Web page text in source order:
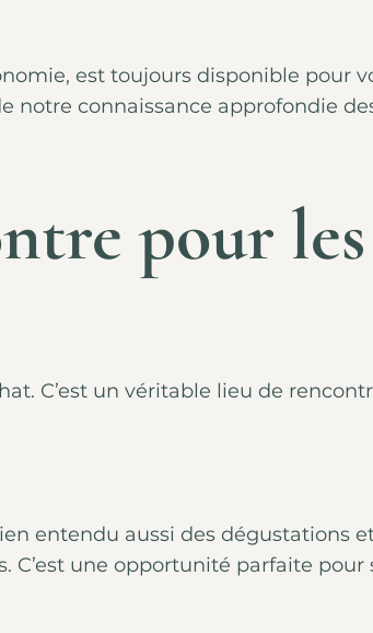
est toujours disponible pour
notre connaissance approfondie
pour
C’est un véritable lieu de
entendu aussi des dégustations
C’est une opportunité parfaite